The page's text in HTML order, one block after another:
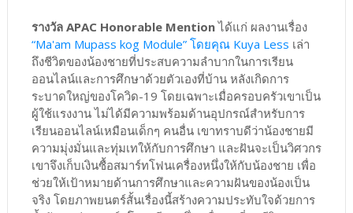
รางวัล APAC Honorable Mentionได้แก่ ผลงานเรื่อง
“Ma'am Mupass kog Module” โดยคุณ Kuya Less เล่า
ถึงชีวิตของน้องชายที่ประสบความลำบากในการเรียน
ออนไลน์และการศึกษาด้วยตัวเองที่บ้าน หลังเกิดการ
ระบาดใหญ่ของโควิด-19 โดยเฉพาะเมื่อครอบครัวเขาเป็น
ผู้ใช้แรงงาน ไม่ได้มีความพร้อมด้านอุปกรณ์สำหรับการ
เรียนออนไลน์เหมือนเด็กๆ คนอื่น เขาทราบดีว่าน้องชายมี
ความมุ่งมั่นและทุ่มเทให้กับการศึกษา และฝันจะเป็นวิศวกร
เขาจึงเก็บเงินซื้อสมาร์ทโฟนเครื่องหนึ่งให้กับน้องชาย เพื่อ
ช่วยให้เป้าหมายด้านการศึกษาและความฝันของน้องเป็น
จริง โดยภาพยนตร์สั้นเรื่องนี้สร้างความประทับใจด้วยการ